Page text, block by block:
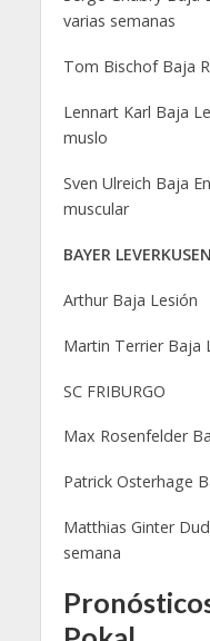
varias semanas
Tom Bischof Baja
Lennart Karl Baja
muslo
Sven Ulreich Baja
muscular
BAYER LEVERKUSEN
Arthur Baja Lesión
Martin Terrier Baja
SC FRIBURGO
Max Rosenfelder
Patrick Osterhage
Matthias Ginter
semana